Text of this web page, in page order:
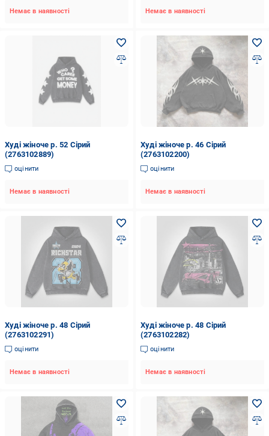
Немає в наявності Немає в наявності
Худі жіноче р. 52 Сірий
(2763102889)
оцінити
Немає в наявності
Худі жіноче р. 46 Сірий
(2763102200)
оцінити
Немає в наявності
Худі жіноче р. 48 Сірий
(2763102291)
оцінити
Немає в наявності
Худі жіноче р. 48 Сірий
(2763102282)
оцінити
Немає в наявності